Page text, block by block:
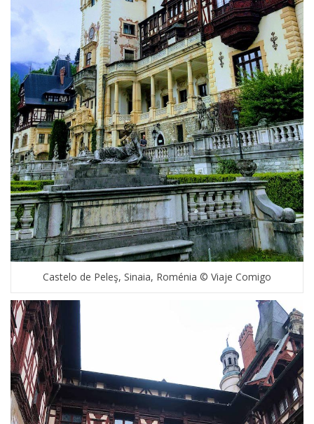
Castelo de Peleş, Sinaia, Roménia © Viaje Comigo